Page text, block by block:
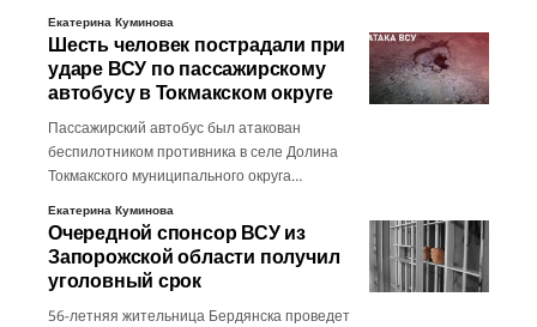
Екатерина Куминова
Шесть человек пострадали при
ударе ВСУ по пассажирскому
автобусу в Токмакском округе
Пассажирский автобус был атакован
беспилотником противника в селе Долина
Токмакского муниципального округа…
Екатерина Куминова
Очередной спонсор ВСУ из
Запорожской области получил
уголовный срок
56-летняя жительница Бердянска проведет